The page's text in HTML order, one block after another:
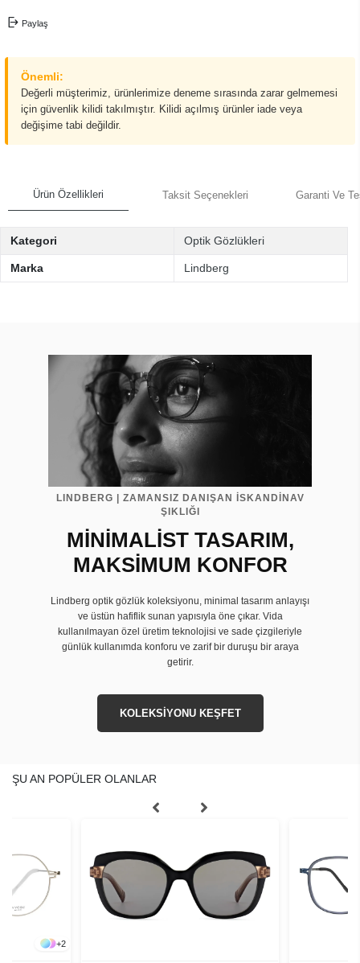
Paylaş
Önemli:
Değerli müşterimiz, ürünlerimize deneme sırasında zarar gelmemesi
için güvenlik kilidi takılmıştır. Kilidi açılmış ürünler iade veya
değişime tabi değildir.
Ürün Özellikleri Taksit Seçenekleri Garanti Ve
Kategori Optik Gözlükleri
Marka Lindberg
LINDBERG | ZAMANSIZ DANIŞAN İSKANDİNAV
ŞIKLIĞI
MİNİMALİST TASARIM,
MAKSİMUM KONFOR
Lindberg optik gözlük koleksiyonu, minimal tasarım anlayışı
ve üstün hafiflik sunan yapısıyla öne çıkar. Vida
kullanılmayan özel üretim teknolojisi ve sade çizgileriyle
günlük kullanımda konforu ve zarif bir duruşu bir araya
getirir.
KOLEKSİYONU KEŞFET
ŞU AN POPÜLER OLANLAR
+2